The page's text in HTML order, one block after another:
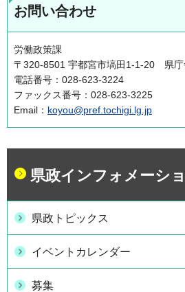
お問い合わせ
労働政策課
〒320-8501 宇都宮市塙田1-1-20 県庁
電話番号：028-623-3224
ファックス番号：028-623-3225
Email： koyou@pref.tochigi.lg.jp
県政インフォメーシ
県政トピックス
イベントカレンダー
募集